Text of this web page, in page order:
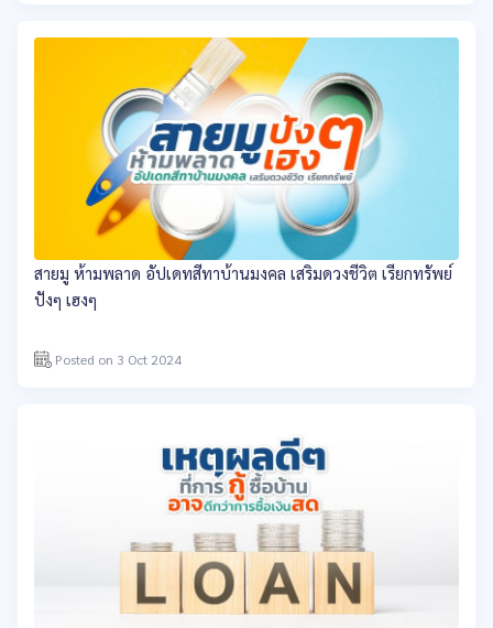
สายมู ห้ามพลาด อัปเดทสีทาบ้านมงคล เสริมดวงชีวิต เรียกทรัพย์
ปังๆ เฮงๆ
Posted on 3 Oct 2024